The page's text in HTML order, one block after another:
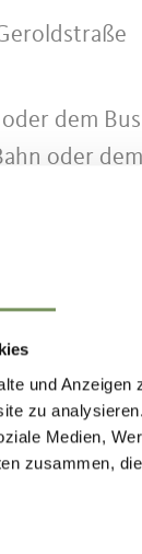
und
zu
Medien,
zusammen,
dem Bus
oder dem
FÜR